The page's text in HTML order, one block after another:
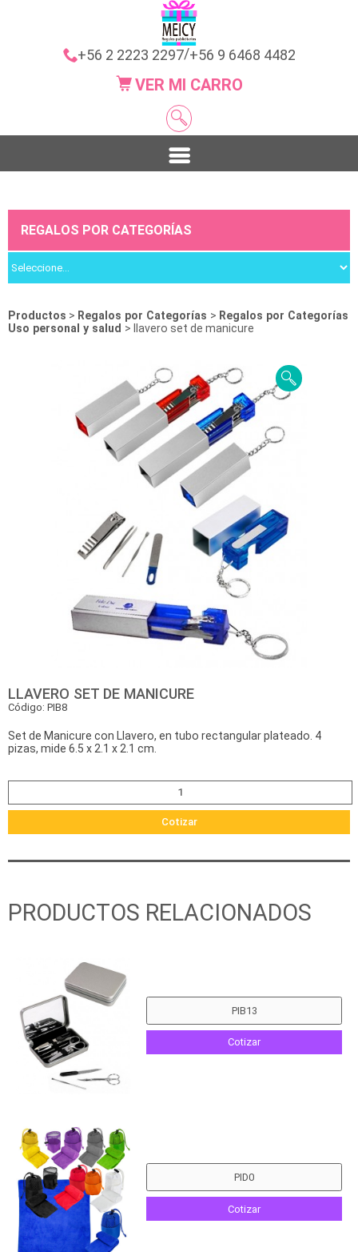
+56 2 2223 2297/+56 9 6468 4482
VER MI CARRO
REGALOS POR CATEGORÍAS
Productos > Regalos por Categorías > Regalos por Categorías
Uso personal y salud > llavero set de manicure
LLAVERO SET DE MANICURE
Código: PIB8
Set de Manicure con Llavero, en tubo rectangular plateado. 4
pizas, mide 6.5 x 2.1 x 2.1 cm.
Cotizar
PRODUCTOS RELACIONADOS
Cotizar
Cotizar